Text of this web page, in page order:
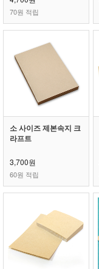
70원 적립
소 사이즈 제본속지 크
라프트
3,700원
60원 적립